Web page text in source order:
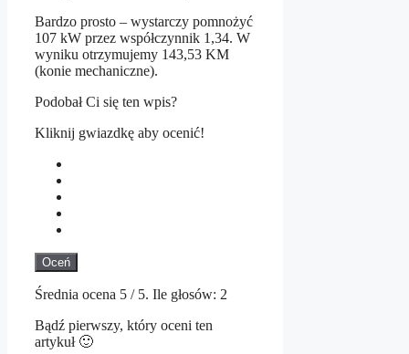
Bardzo prosto – wystarczy pomnożyć
107 kW przez współczynnik 1,34. W
wyniku otrzymujemy 143,53 KM
(konie mechaniczne).
Podobał Ci się ten wpis?
Kliknij gwiazdkę aby ocenić!
Oceń
Średnia ocena 5 / 5. Ile głosów: 2
Bądź pierwszy, który oceni ten
artykuł 🙂